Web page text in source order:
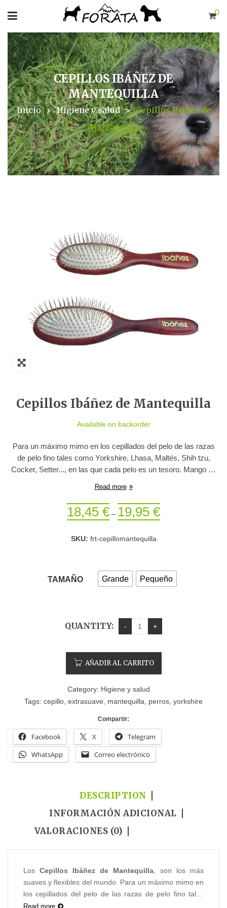
0
CEPILLOS IBÁÑEZ DE
MANTEQUILLA
Inicio > Higiene y salud > Cepillos Ibáñez de
Mantequilla
Cepillos Ibáñez de Mantequilla
Available on backorder
Para un máximo mimo en los cepillados del pelo de las razas
de pelo fino tales como Yorkshire, Lhasa, Maltés, Shih tzu,
Cocker, Setter..., en las que cada pelo es un tesoro. Mango de
1,8cm.
Read more
18,45 € – 19,95 €
SKU: frt-cepillomantequilla
TAMAÑO Grande Pequeño
QUANTITY:
AÑADIR AL CARRITO
Category: Higiene y salud
Tags: cepillo extrasuave mantequilla perros yorkshire
Compartir:
Facebook X
Telegram
WhatsApp
Correo electrónico
DESCRIPTION
INFORMACIÓN ADICIONAL
VALORACIONES (0)
Los Cepillos Ibáñez de Mantequilla , son los más
suaves y flexibles del mundo. Para un máximo mimo en
los cepillados del pelo de las razas de pelo fino tales
como Yorkshire, Lhasa, Maltés, Shih tzu, Cocker,
Read more